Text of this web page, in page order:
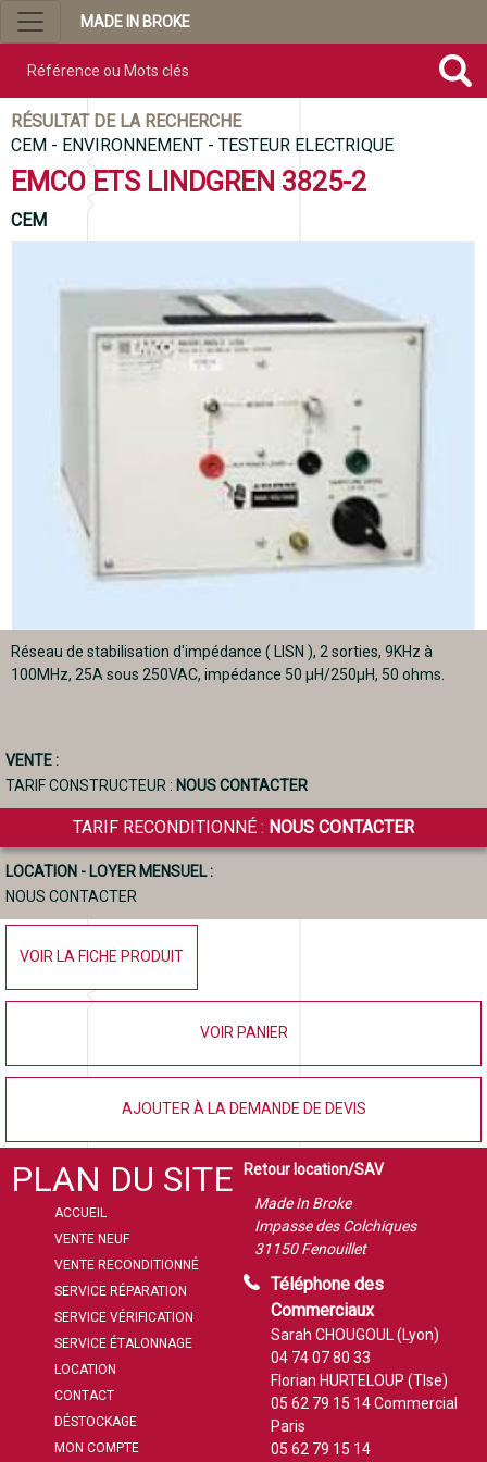
MADE IN BROKE
RÉSULTAT DE LA RECHERCHE
CEM - ENVIRONNEMENT - TESTEUR ELECTRIQUE
EMCO ETS LINDGREN 3825-2
CEM
Réseau de stabilisation d'impédance ( LISN ), 2 sorties, 9KHz à
100MHz, 25A sous 250VAC, impédance 50 µH/250µH, 50 ohms.
VENTE :
TARIF CONSTRUCTEUR : NOUS CONTACTER
TARIF RECONDITIONNÉ : NOUS CONTACTER
LOCATION - LOYER MENSUEL :
NOUS CONTACTER
VOIR LA FICHE PRODUIT
VOIR PANIER
AJOUTER À LA DEMANDE DE DEVIS
PLAN DU SITE
ACCUEIL
VENTE NEUF
VENTE RECONDITIONNÉ
SERVICE RÉPARATION
SERVICE VÉRIFICATION
SERVICE ÉTALONNAGE
LOCATION
CONTACT
DÉSTOCKAGE
MON COMPTE
Retour location/SAV
Made In Broke
Impasse des Colchiques
31150 Fenouillet
Téléphone des
Commerciaux
Sarah CHOUGOUL (Lyon)
04 74 07 80 33
Florian HURTELOUP (Tlse)
05 62 79 15 14Commercial
Paris
05 62 79 15 14